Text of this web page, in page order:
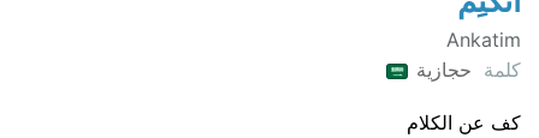
Ankatim
كلمة حجازية
كف عن الكلام